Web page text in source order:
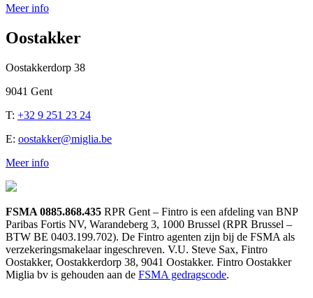
Meer info
Oostakker
Oostakkerdorp 38
9041 Gent
T: +32 9 251 23 24
E: oostakker@miglia.be
Meer info
FSMA 0885.868.435 RPR Gent – Fintro is een afdeling van BNP
Paribas Fortis NV, Warandeberg 3, 1000 Brussel (RPR Brussel –
BTW BE 0403.199.702). De Fintro agenten zijn bij de FSMA als
verzekeringsmakelaar ingeschreven. V.U. Steve Sax, Fintro
Oostakker, Oostakkerdorp 38, 9041 Oostakker. Fintro Oostakker
Miglia bv is gehouden aan de FSMA gedragscode.